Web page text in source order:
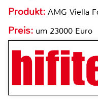
Produkt: AMG Viella
Preis: um 23000 Euro